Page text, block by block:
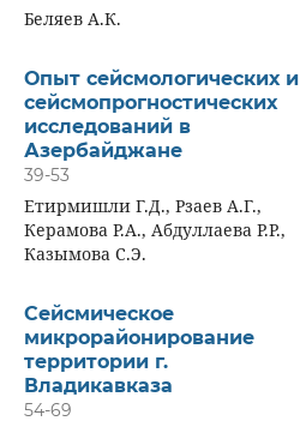
Беляев А.К.
Опыт сейсмологических и
сейсмопрогностических
исследований в
Азербайджане
39-53
Етирмишли Г.Д., Рзаев А.Г.,
Керамова Р.А., Абдуллаева Р.Р.,
Казымова С.Э.
Сейсмическое
микрорайонирование
территории г.
Владикавказа
54-69